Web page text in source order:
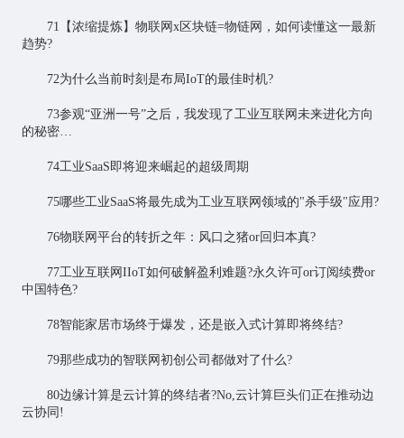
71【浓缩提炼】物联网x区块链=物链网，如何读懂这一最新
趋势?
72为什么当前时刻是布局IoT的最佳时机?
73参观“亚洲一号”之后，我发现了工业互联网未来进化方向
的秘密…
74工业SaaS即将迎来崛起的超级周期
75哪些工业SaaS将最先成为工业互联网领域的"杀手级"应用?
76物联网平台的转折之年：风口之猪or回归本真?
77工业互联网IIoT如何破解盈利难题?永久许可or订阅续费or
中国特色?
78智能家居市场终于爆发，还是嵌入式计算即将终结?
79那些成功的智联网初创公司都做对了什么?
80边缘计算是云计算的终结者?No,云计算巨头们正在推动边
云协同!